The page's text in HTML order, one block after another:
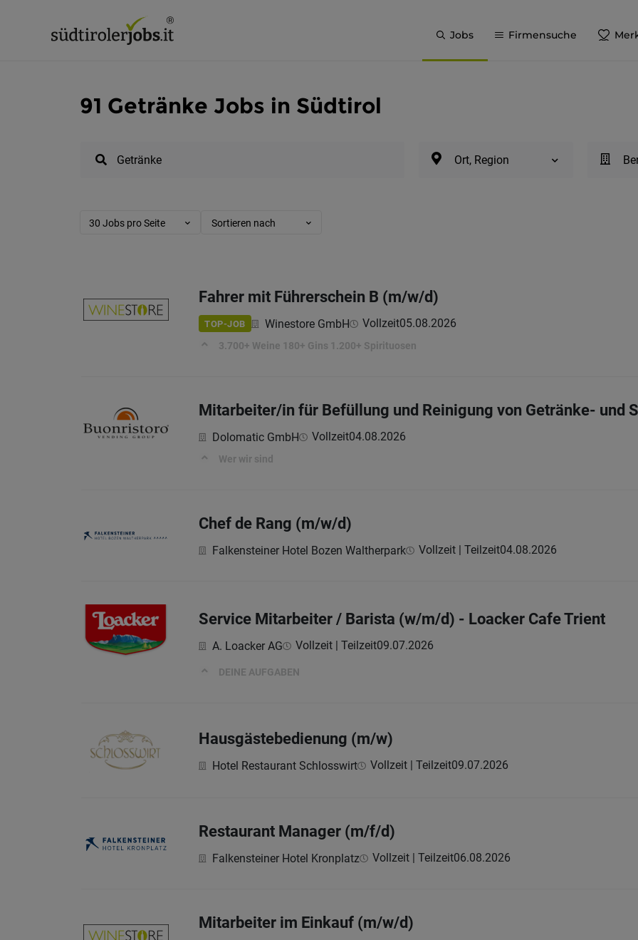
Jobs Firmensuche
91 Getränke Jobs in Südtirol
Ort, Region
30 Jobs pro Seite Sortieren nach
Fahrer mit Führerschein B (m/w/d)
TOP-JOB Winestore GmbH Vollzeit05.08.2026
3.700+ Weine 180+ Gins 1.200+ Spirituosen
Mitarbeiter/in für Befüllung und Reinigung von Getränke- und
Dolomatic GmbH Vollzeit04.08.2026
Wer wir sind
Chef de Rang (m/w/d)
Falkensteiner Hotel Bozen Waltherpark Vollzeit | Teilzeit04.08.2026
Service Mitarbeiter / Barista (w/m/d) - Loacker Cafe Trient
A. Loacker AG Vollzeit | Teilzeit09.07.2026
DEINE AUFGABEN
Hausgästebedienung (m/w)
Hotel Restaurant Schlosswirt Vollzeit | Teilzeit09.07.2026
Restaurant Manager (m/f/d)
Falkensteiner Hotel Kronplatz Vollzeit | Teilzeit06.08.2026
Mitarbeiter im Einkauf (m/w/d)